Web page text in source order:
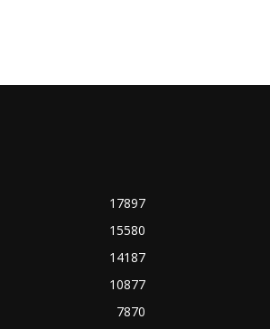
17897
15580
14187
10877
7870